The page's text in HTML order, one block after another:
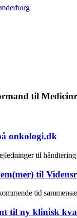
til
onkologi.dk
til
til
tid
til ny klinisk